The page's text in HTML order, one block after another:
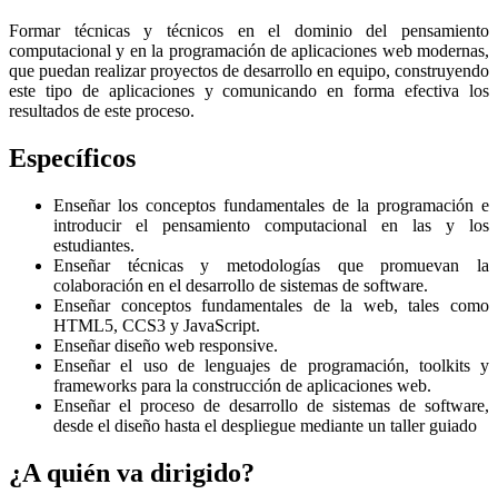
Formar técnicas y técnicos en el dominio del pensamiento
computacional y en la programación de aplicaciones web modernas,
que puedan realizar proyectos de desarrollo en equipo, construyendo
este tipo de aplicaciones y comunicando en forma efectiva los
resultados de este proceso.
Específicos
Enseñar los conceptos fundamentales de la programación e
introducir el pensamiento computacional en las y los
estudiantes.
Enseñar técnicas y metodologías que promuevan la
colaboración en el desarrollo de sistemas de software.
Enseñar conceptos fundamentales de la web, tales como
HTML5, CCS3 y JavaScript.
Enseñar diseño web responsive.
Enseñar el uso de lenguajes de programación, toolkits y
frameworks para la construcción de aplicaciones web.
Enseñar el proceso de desarrollo de sistemas de software,
desde el diseño hasta el despliegue mediante un taller guiado
¿A quién va dirigido?